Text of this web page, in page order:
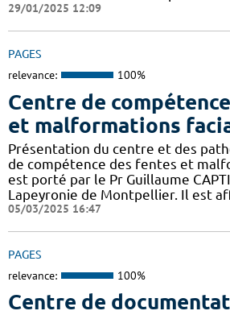
29/01/2025 12:09
PAGES
relevance: 100%
Centre de
et malformations
Présentation du centre et des
de compétence des fentes et
est porté par le Pr Guillaume
Lapeyronie de Montpellier. Il est
05/03/2025 16:47
PAGES
relevance: 100%
Centre de